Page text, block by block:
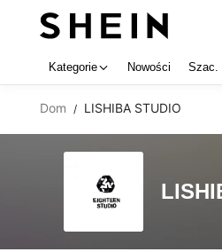
Kategorie Nowości Szac.
Dom / LISHIBA STUDIO